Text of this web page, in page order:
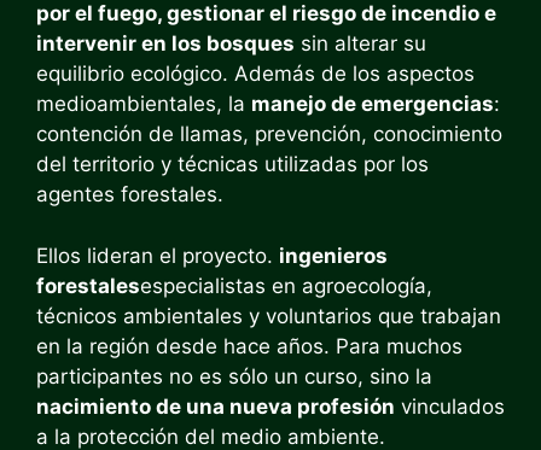
por el fuego, gestionar el riesgo de incendio e
intervenir en los bosques sin alterar su
equilibrio ecológico. Además de los aspectos
medioambientales, la manejo de emergencias:
contención de llamas, prevención, conocimiento
del territorio y técnicas utilizadas por los
agentes forestales.
Ellos lideran el proyecto. ingenieros
forestalesespecialistas en agroecología,
técnicos ambientales y voluntarios que trabajan
en la región desde hace años. Para muchos
participantes no es sólo un curso, sino la
nacimiento de una nueva profesión vinculados
a la protección del medio ambiente.